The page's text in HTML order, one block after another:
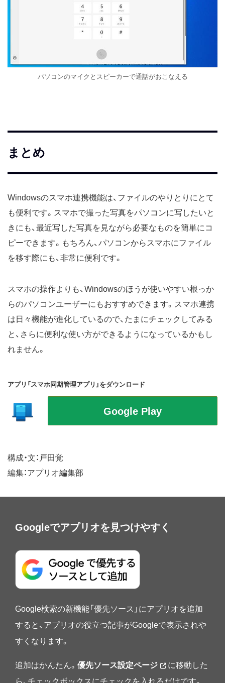
パソコンのマイクとスピーカーで通話がおこなえる
まとめ
Windowsのスマホ連携機能は、ファイルのやりとりにとて
も便利です。スマホで撮った写真をパソコンに写したいと
きにも、最近写した写真を見ながら必要なものを簡単にコ
ピーできます。もちろん、パソコンからスマホにファイル
を移す際にも、非常に便利です。
スマホの操作よりも、Windowsのほうが使いやすい根っか
らのパソコンユーザーにもおすすめできます。スマホ連携
は日々機能が進化しているので、たまにチェックしてみる
と、さらに便利な使い方ができるようになっているかもし
れません。
アプリ「スマホ同期管理アプリ」をダウンロード
構成・文：戸田覚
編集：アプリオ編集部
Googleでアプリオを見つけやすく
Google検索の新機能「優先ソース」にアプリオを追加
すると、アプリオの役立つ記事がGoogleで表示されや
すくなります。
追加はかんたん。 優先ソース設定ページ
に移動した